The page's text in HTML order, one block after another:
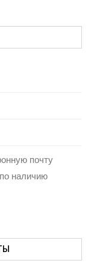
почту
наличию